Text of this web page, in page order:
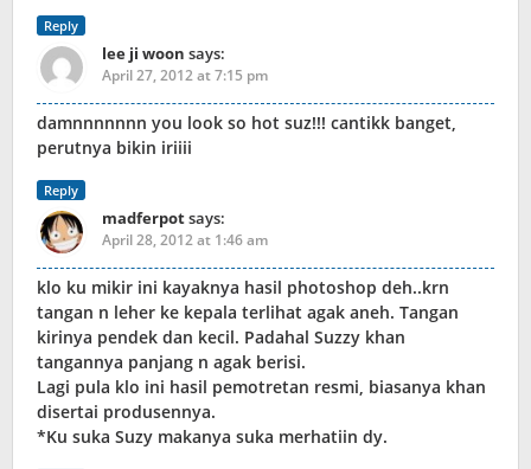
Reply
lee ji woon says:
April 27, 2012 at 7:15 pm
damnnnnnnn you look so hot suz!!! cantikk banget,
perutnya bikin iriiii
Reply
madferpotsays:
April 28, 2012 at 1:46 am
klo ku mikir ini kayaknya hasil photoshop deh..krn
tangan n leher ke kepala terlihat agak aneh. Tangan
kirinya pendek dan kecil. Padahal Suzzy khan
tangannya panjang n agak berisi.
Lagi pula klo ini hasil pemotretan resmi, biasanya khan
disertai produsennya.
*Ku suka Suzy makanya suka merhatiin dy.